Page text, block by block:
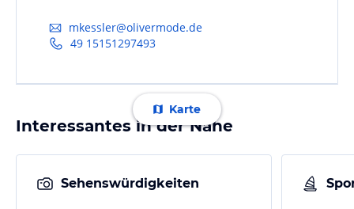
mkessler@olivermode.de
49 15151297493
Karte
Interessantes in der Nähe
Sehenswürdigkeiten